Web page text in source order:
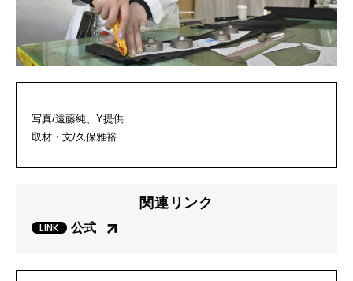
写真/遠藤純、Y提供
取材・文/久保雅裕
関連リンク
公式